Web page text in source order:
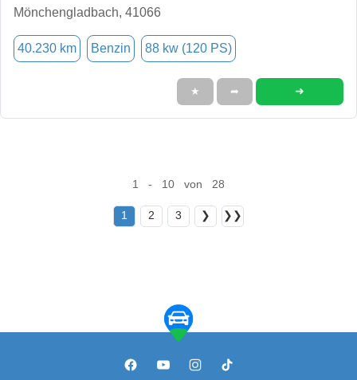
Mönchengladbach, 41066
40.230 km Benzin 88 kw (120 PS)
★ ➦ ➜
1 - 10 von 28
1 2 3 ❯ ❯❯